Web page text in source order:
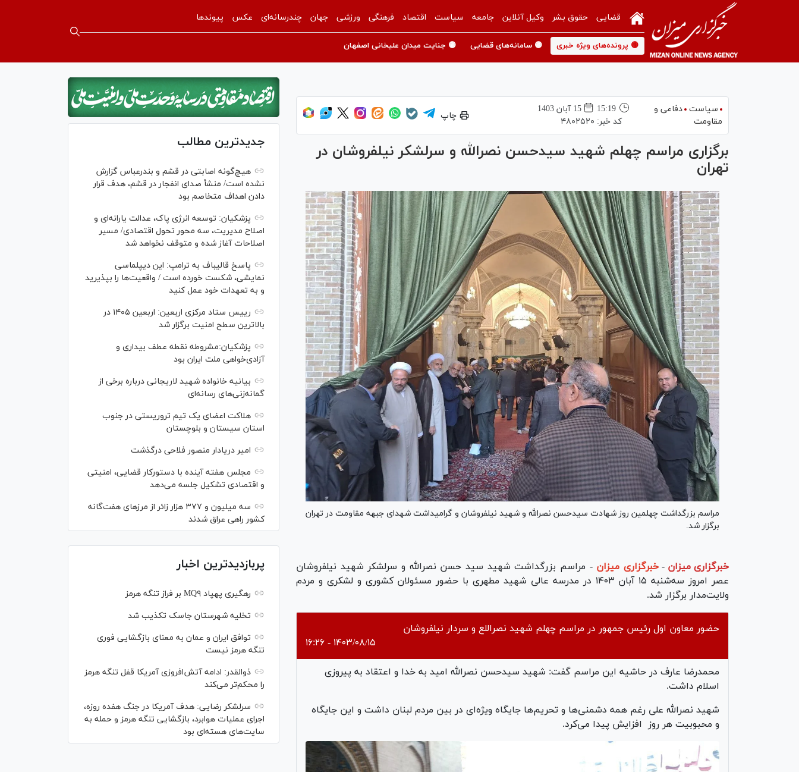
قضایی حقوق بشر وکیل آنلاین جامعه سیاست اقتصاد فرهنگی ورزشی جهان چندرسانه‌ای عکس پیوندها
🟡 پرونده‌های ویژه خبری 🟡 سامانه‌های قضایی 🟡 جنایت میدان علیخانی اصفهان
سیاست دفاعی و
مقاومت
15:19
15 آبان 1403
کد خبر: ۴۸۰۲۵۲۰
چاپ
برگزاری مراسم چهلم شهید سیدحسن نصرالله و سرلشکر نیلفروشان در
تهران
مراسم بزرگداشت چهلمین روز شهادت سیدحسن نصرالله و شهید نیلفروشان و گرامیداشت شهدای جبهه مقاومت در تهران
برگزار شد.
خبرگزاری میزان - خبرگزاری میزان - مراسم بزرگداشت شهید سید حسن نصرالله و سرلشکر شهید نیلفروشان
عصر امروز سه‌شنبه ۱۵ آبان ۱۴۰۳ در مدرسه عالی شهید مطهری با حضور مسئولان کشوری و لشکری و مردم
ولایت‌مدار برگزار شد.
حضور معاون اول رئیس جمهور در مراسم چهلم شهید نصراللع و سردار نیلفروشان
۱۴۰۳/۰۸/۱۵ - ۱۶:۲۶
محمدرضا عارف در حاشیه این مراسم گفت: شهید سیدحسن نصرالله امید به خدا و اعتقاد به پیروزی
اسلام داشت.
شهید نصرالله علی رغم همه دشمنی‌ها و تحریم‌ها جایگاه ویژه‌ای در بین مردم لبنان داشت و این جایگاه
و محبوبیت هر روز افزایش پیدا می‌کرد.
جدیدترین مطالب
هیچ‌گونه اصابتی در قشم و بندرعباس گزارش
نشده است/ منشأ صدای انفجار در قشم، هدف قرار
دادن اهداف متخاصم بود
پزشکیان: توسعه انرژی پاک، عدالت یارانه‌ای و
اصلاح مدیریت، سه محور تحول اقتصادی/ مسیر
اصلاحات آغاز شده و متوقف نخواهد شد
پاسخ قالیباف به ترامپ: این دیپلماسی
نمایشی، شکست خورده است / واقعیت‌ها را بپذیرید
و به تعهدات خود عمل کنید
رییس ستاد مرکزی اربعین: اربعین ۱۴۰۵ در
بالاترین سطح امنیت برگزار شد
پزشکیان:مشروطه نقطه عطف بیداری و
آزادی‌خواهی ملت ایران بود
بیانیه خانواده شهید لاریجانی درباره برخی از
گمانه‌زنی‌های رسانه‌ای
هلاکت اعضای یک تیم تروریستی در جنوب
استان سیستان و بلوچستان
امیر دریادار منصور فلاحی درگذشت
مجلس هفته آینده با دستورکار قضایی، امنیتی
و اقتصادی تشکیل جلسه می‌دهد
سه میلیون و ۳۷۷ هزار زائر از مرز‌های هفت‌گانه
کشور راهی عراق شدند
پربازدیدترین اخبار
رهگیری پهپاد MQ۹ بر فراز تنگه هرمز
تخلیه شهرستان جاسک تکذیب شد
توافق ایران و عمان به معنای بازگشایی فوری
تنگه هرمز نیست
ذوالقدر: ادامه آتش‌افروزی آمریکا قفل تنگه هرمز
را محکم‌تر می‌کند
سرلشکر رضایی: هدف آمریکا در جنگ هفده روزه،
اجرای عملیات هوابرد، بازگشایی تنگه هرمز و حمله به
سایت‌های هسته‌ای بود